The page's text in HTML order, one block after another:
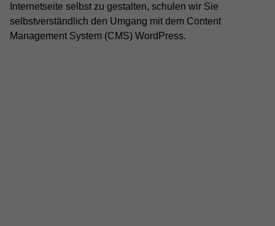
Internetseite selbst zu gestalten, schulen wir Sie
selbstverständlich den Umgang mit dem Content
Management System (CMS) WordPress.